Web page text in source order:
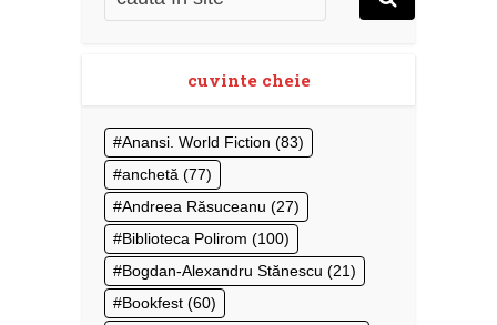
cuvinte cheie
Anansi. World Fiction (83)
anchetă (77)
Andreea Răsuceanu (27)
Biblioteca Polirom (100)
Bogdan-Alexandru Stănescu (21)
Bookfest (60)